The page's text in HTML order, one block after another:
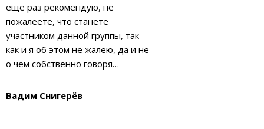
ещё раз рекомендую, не
пожалеете, что станете
участником данной группы, так
как и я об этом не жалею, да и не
о чем собственно говоря…
Вадим Снигерёв